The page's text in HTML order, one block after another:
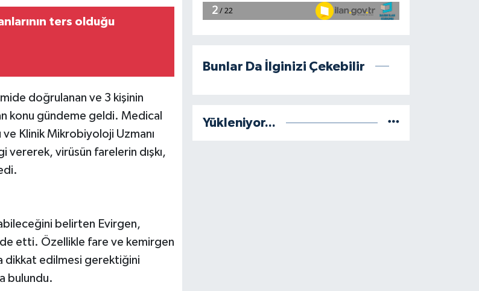
ters olduğu
doğrulanan ve 3 kişinin
konu gündeme geldi. Medical
Klinik Mikrobiyoloji Uzmanı
vererek, virüsün farelerin dışkı,
belirten Evirgen,
etti. Özellikle fare ve kemirgen
dikkat edilmesi gerektiğini
bulundu.
Bunlar Da İlginizi Çekebilir
Yükleniyor...